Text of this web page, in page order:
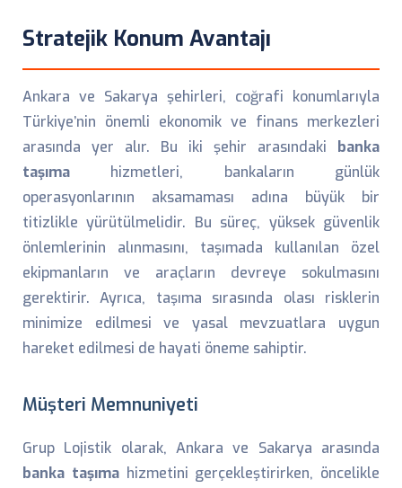
Stratejik Konum Avantajı
Ankara ve Sakarya şehirleri, coğrafi konumlarıyla
Türkiye’nin önemli ekonomik ve finans merkezleri
arasında yer alır. Bu iki şehir arasındaki
banka
taşıma hizmetleri, bankaların günlük
operasyonlarının aksamaması adına büyük bir
titizlikle yürütülmelidir. Bu süreç, yüksek güvenlik
önlemlerinin alınmasını, taşımada kullanılan özel
ekipmanların ve araçların devreye sokulmasını
gerektirir. Ayrıca, taşıma sırasında olası risklerin
minimize edilmesi ve yasal mevzuatlara uygun
hareket edilmesi de hayati öneme sahiptir.
Müşteri Memnuniyeti
Grup Lojistik olarak, Ankara ve Sakarya arasında
banka taşımahizmetini gerçekleştirirken, öncelikle